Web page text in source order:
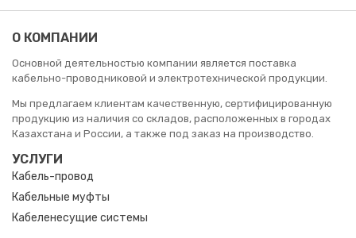
О КОМПАНИИ
Основной деятельностью компании является поставка
кабельно-проводниковой и электротехнической продукции.
Мы предлагаем клиентам качественную, сертифицированную
продукцию из наличия со складов, расположенных в городах
Казахстана и России, а также под заказ на производство.
УСЛУГИ
Кабель-провод
Кабельные муфты
Кабеленесущие системы